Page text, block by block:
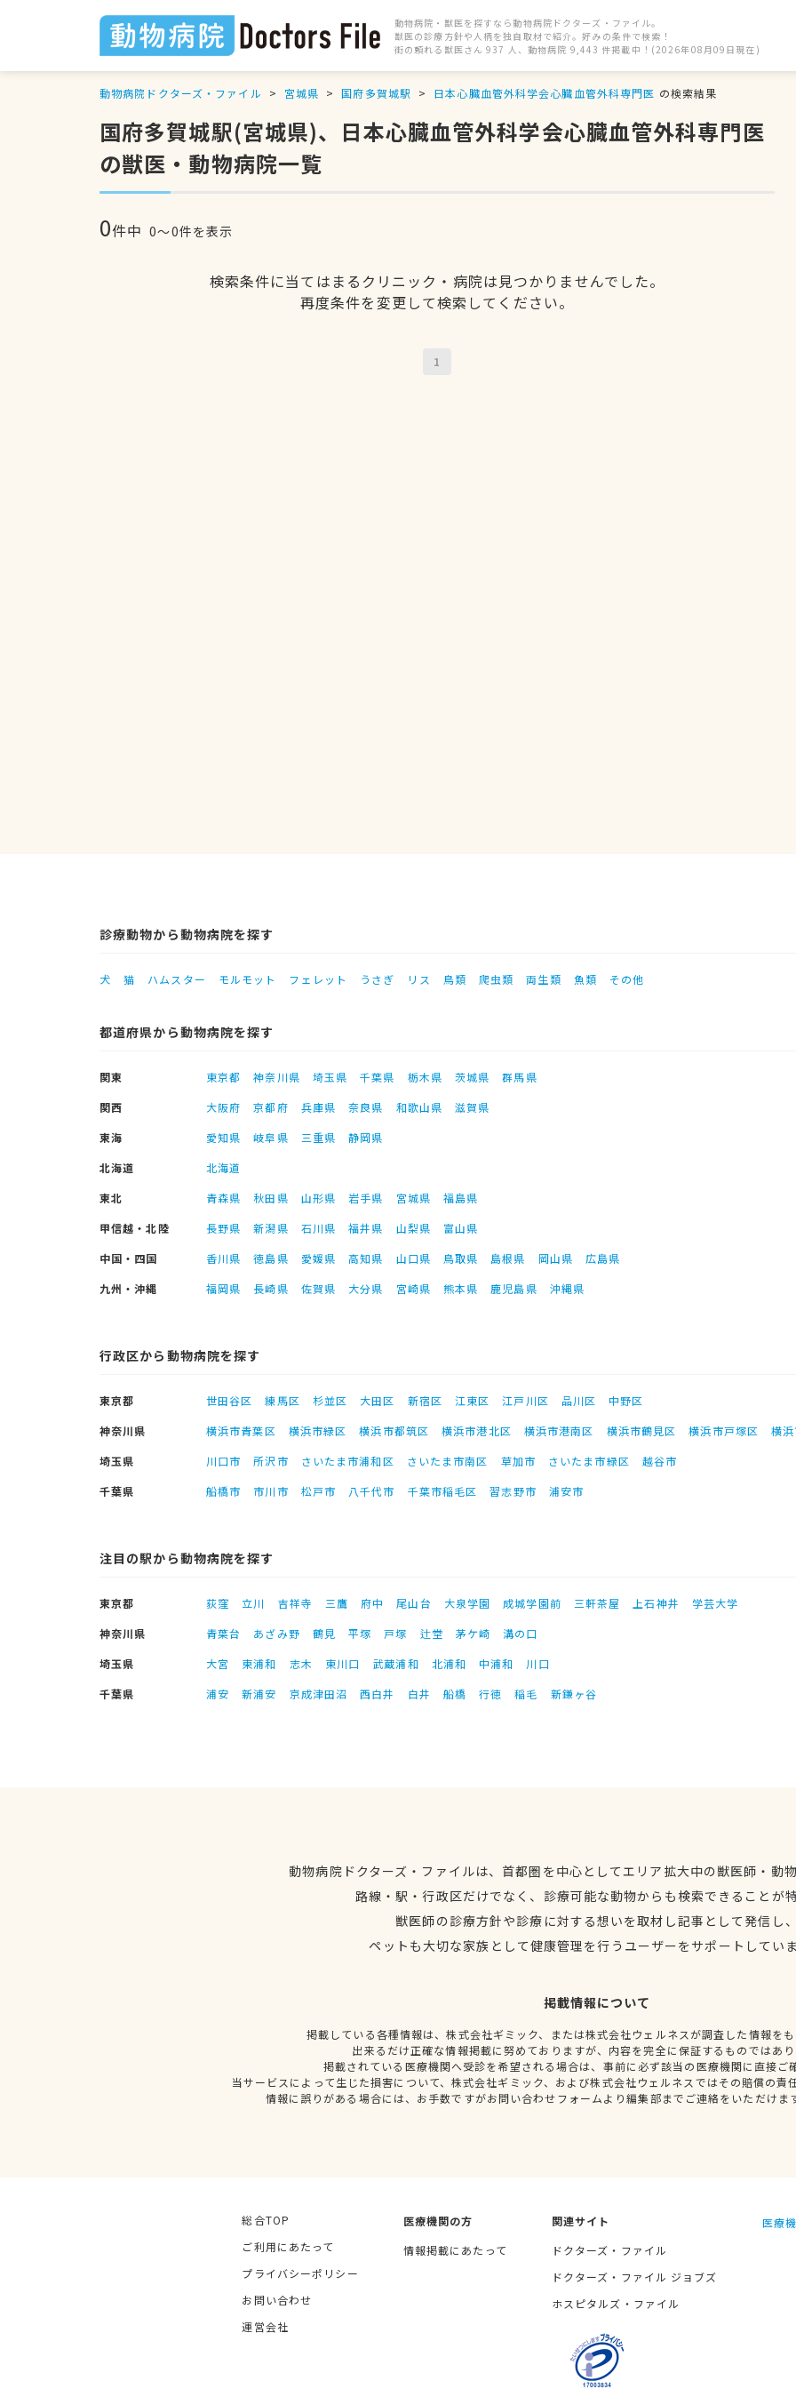
動物病院・獣医を探すなら動物病院ドクターズ・ファイル。
獣医の診療方針や人柄を独自取材で紹介。好みの条件で検索！
街の頼れる獣医さん 937 人、動物病院 9,443 件掲載中！(2026年08月09日現在)
動物病院ドクターズ・ファイル 宮城県 国府多賀城駅 日本心臓血管外科学会心臓血管外科専門医 の検索結果
国府多賀城駅(宮城県)、日本心臓血管外科学会心臓血管外科専門医
の獣医・動物病院一覧
0件中 0〜0件を表示
検索条件に当てはまるクリニック・病院は見つかりませんでした。
再度条件を変更して検索してください。
1
診療動物から動物病院を探す
犬 猫 ハムスター モルモット フェレット うさぎ リス 鳥類 爬虫類 両生類 魚類 その他
都道府県から動物病院を探す
関東 東京都 神奈川県 埼玉県 千葉県 栃木県 茨城県
群馬県
関西
大阪府 京都府 兵庫県 奈良県 和歌山県
滋賀県
東海
愛知県 岐阜県 三重県
静岡県
北海道
北海道
東北
青森県 秋田県 山形県 岩手県 宮城県
福島県
甲信越・北陸
長野県 新潟県 石川県 福井県 山梨県
富山県
中国・四国
香川県 徳島県 愛媛県 高知県 山口県 鳥取県 島根県 岡山県
広島県
九州・沖縄
福岡県 長崎県 佐賀県 大分県 宮崎県 熊本県 鹿児島県 沖縄県
行政区から動物病院を探す
東京都 世田谷区 練馬区 杉並区 大田区 新宿区 江東区 江戸川区 品川区
中野区
神奈川県
横浜市青葉区 横浜市緑区 横浜市都筑区 横浜市港北区 横浜市港南区 横浜市鶴見区 横浜市戸塚区
横
埼玉県
川口市 所沢市 さいたま市浦和区 さいたま市南区 草加市 さいたま市緑区
越谷市
千葉県
船橋市 市川市 松戸市 八千代市 千葉市稲毛区 習志野市 浦安市
注目の駅から動物病院を探す
東京都 荻窪 立川 吉祥寺 三鷹 府中 尾山台 大泉学園 成城学園前 三軒茶屋 上石神井
学芸大学
神奈川県
青葉台 あざみ野 鶴見 平塚 戸塚 辻堂 茅ケ崎
溝の口
埼玉県
大宮 東浦和 志木 東川口 武蔵浦和 北浦和 中浦和
川口
千葉県
浦安 新浦安 京成津田沼 西白井 白井 船橋 行徳 稲毛 新鎌ヶ谷
動物病院ドクターズ・ファイルは、首都圏を中心としてエリア拡大中の獣医師・動
路線・駅・行政区だけでなく、診療可能な動物からも検索できることが
獣医師の診療方針や診療に対する想いを取材し記事として発信し
ペットも大切な家族として健康管理を行うユーザーをサポートしてい
掲載情報について
掲載している各種情報は、株式会社ギミック、または株式会社ウェルネスが調査した情報を
出来るだけ正確な情報掲載に努めておりますが、内容を完全に保証するものではあ
掲載されている医療機関へ受診を希望される場合は、事前に必ず該当の医療機関に直接ご
当サービスによって生じた損害について、株式会社ギミック、および株式会社ウェルネスではその賠償の責
情報に誤りがある場合には、お手数ですがお問い合わせフォームより編集部までご連絡をいただけま
総合TOP
ご利用にあたって
プライバシーポリシー
お問い合わせ
運営会社
医療機関の方
情報掲載にあたって
関連サイト
ドクターズ・ファイル
ドクターズ・ファイル ジョブズ
ホスピタルズ・ファイル
医療